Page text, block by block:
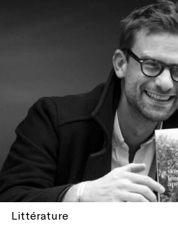
Littérature